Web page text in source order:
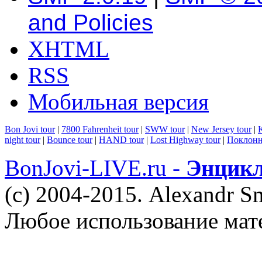
and Policies
XHTML
RSS
Мобильная версия
Bon Jovi tour| 7800 Fahrenheit tour| SWW tour| New Jersey tour|
night tour| Bounce tour| HAND tour| Lost Highway tour|
BonJovi-LIVE.ru -
(c) 2004-2015. Alexandr
Любое использование